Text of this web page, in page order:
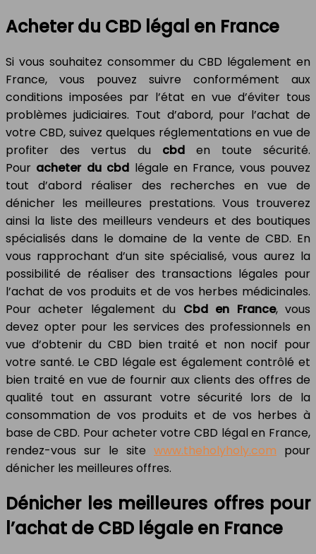
Acheter du CBD légal en France
Si vous souhaitez consommer du CBD légalement en
France, vous pouvez suivre conformément aux
conditions imposées par l’état en vue d’éviter tous
problèmes judiciaires. Tout d’abord, pour l’achat de
votre CBD, suivez quelques réglementations en vue de
profiter des vertus du cbd en toute sécurité.
Pour acheter du cbd légale en France, vous pouvez
tout d’abord réaliser des recherches en vue de
dénicher les meilleures prestations. Vous trouverez
ainsi la liste des meilleurs vendeurs et des boutiques
spécialisés dans le domaine de la vente de CBD. En
vous rapprochant d’un site spécialisé, vous aurez la
possibilité de réaliser des transactions légales pour
l’achat de vos produits et de vos herbes médicinales.
Pour acheter légalement du Cbd en France, vous
devez opter pour les services des professionnels en
vue d’obtenir du CBD bien traité et non nocif pour
votre santé. Le CBD légale est également contrôlé et
bien traité en vue de fournir aux clients des offres de
qualité tout en assurant votre sécurité lors de la
consommation de vos produits et de vos herbes à
base de CBD. Pour acheter votre CBD légal en France,
rendez-vous sur le site www.theholyholy.com pour
dénicher les meilleures offres.
Dénicher les meilleures offres pour
l’achat de CBD légale en France